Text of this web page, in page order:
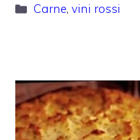
Categorie
Carne,vini rossi